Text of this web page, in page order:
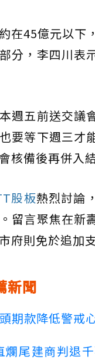
在45億元以下
分，李四川表
週五前送交議
要等下週三才
核備後再併入
股板熱烈討論
留言聚焦在新
府則免於追加
新聞
期款降低警戒
爛尾建商判退